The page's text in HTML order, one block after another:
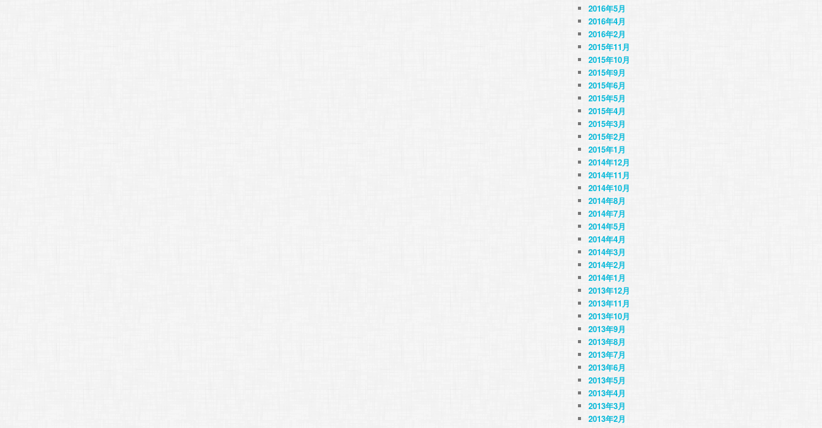
2016年5月
2016年4月
2016年2月
2015年11月
2015年10月
2015年9月
2015年6月
2015年5月
2015年4月
2015年3月
2015年2月
2015年1月
2014年12月
2014年11月
2014年10月
2014年8月
2014年7月
2014年5月
2014年4月
2014年3月
2014年2月
2014年1月
2013年12月
2013年11月
2013年10月
2013年9月
2013年8月
2013年7月
2013年6月
2013年5月
2013年4月
2013年3月
2013年2月